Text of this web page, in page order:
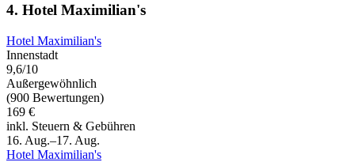
4. Hotel Maximilian's
Hotel Maximilian's
Innenstadt
9,6/10
Außergewöhnlich
(900 Bewertungen)
169 €
inkl. Steuern & Gebühren
16. Aug.–17. Aug.
Hotel Maximilian's